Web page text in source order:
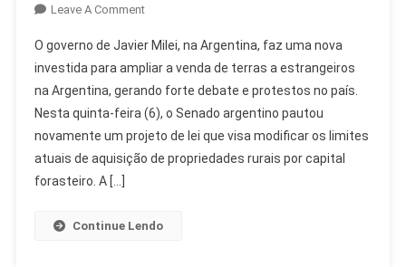
Leave A CommentOn
Tenta
Ampliar
Venda
De
Terras
A
O governo de Javier Milei, na Argentina, faz uma nova
investida para ampliar a venda de terras a estrangeiros
na Argentina, gerando forte debate e protestos no país.
Nesta quinta-feira (6), o Senado argentino pautou
novamente um projeto de lei que visa modificar os limites
atuais de aquisição de propriedades rurais por capital
forasteiro. A […]
Continue Lendo